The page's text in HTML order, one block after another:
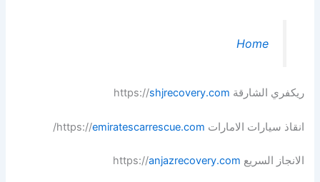
Home
ريكفري الشارقة https:// shjrecovery.com
انقاذ سيارات الامارات https:// emiratescarrescue.com
/
الانجاز السريع https:// anjazrecovery.com